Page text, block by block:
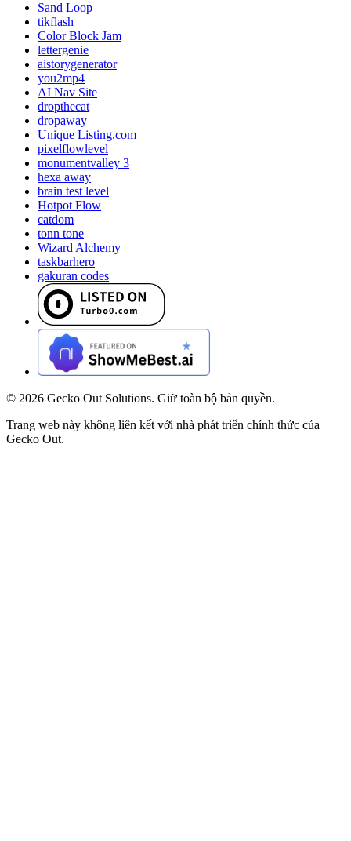
Sand Loop
tikflash
Color Block Jam
lettergenie
aistorygenerator
you2mp4
AI Nav Site
dropthecat
dropaway
Unique Listing.com
pixelflowlevel
monumentvalley 3
hexa away
brain test level
Hotpot Flow
catdom
tonn tone
Wizard Alchemy
taskbarhero
gakuran codes
© 2026 Gecko Out Solutions. Giữ toàn bộ bản quyền.
Trang web này không liên kết với nhà phát triển chính thức của
Gecko Out.